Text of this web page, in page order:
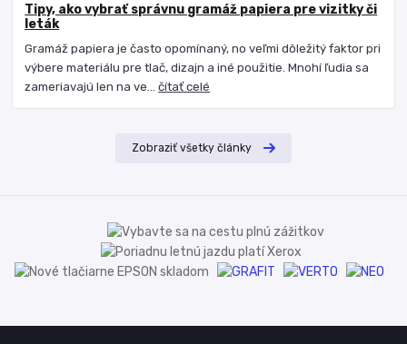
Tipy, ako vybrať správnu gramáž papiera pre vizitky či
leták
Gramáž papiera je často opomínaný, no veľmi dôležitý faktor pri
výbere materiálu pre tlač, dizajn a iné použitie. Mnohí ľudia sa
zameriavajú len na ve...čítať celé
Zobraziť všetky články